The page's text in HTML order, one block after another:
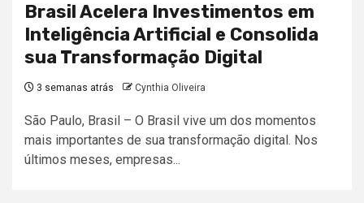
Brasil Acelera Investimentos em
Inteligência Artificial e Consolida
sua Transformação Digital
3 semanas atrás Cynthia Oliveira
São Paulo, Brasil – O Brasil vive um dos momentos
mais importantes de sua transformação digital. Nos
últimos meses, empresas...